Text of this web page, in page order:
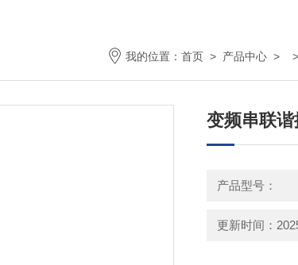
我的位置： 首页 > 产品中心 > >
变频串联
产品型号：
更新时间：